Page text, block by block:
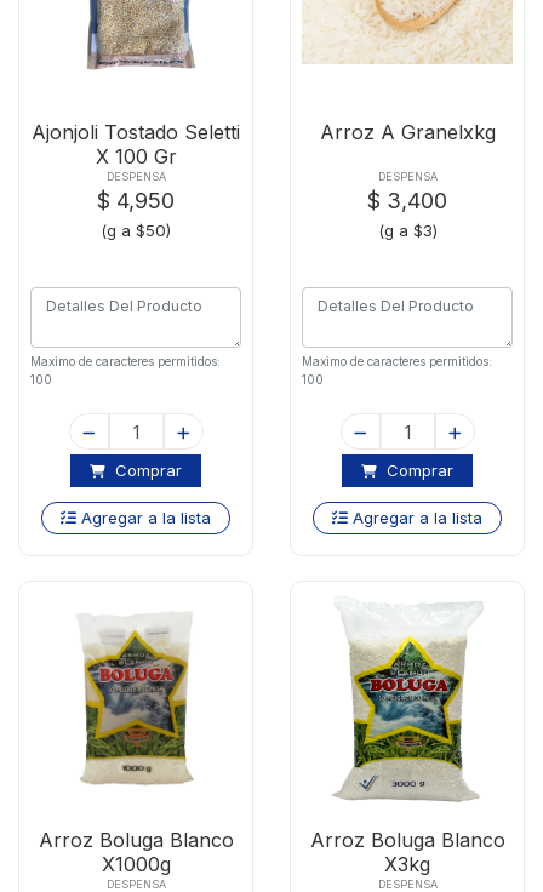
Ajonjoli Tostado Seletti
X 100 Gr
DESPENSA
$ 4,950
(g a $50)
Maximo de caracteres permitidos:
100
Comprar
Agregar a la lista
Arroz A Granelxkg
DESPENSA
$ 3,400
(g a $3)
Maximo de caracteres permitidos:
100
Comprar
Agregar a la lista
Arroz Boluga Blanco
X1000g
DESPENSA
Arroz Boluga Blanco
X3kg
DESPENSA